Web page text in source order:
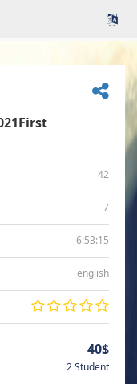
42
7
6:53:15
english
40$
2 Student